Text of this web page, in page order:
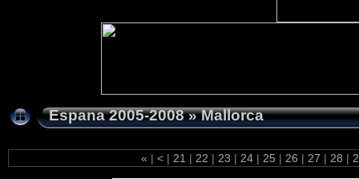
Espana 2005-2008»Mallorca
« | < | 21 | 22 | 23 | 24 | 25 | 26 | 27 | 28 |